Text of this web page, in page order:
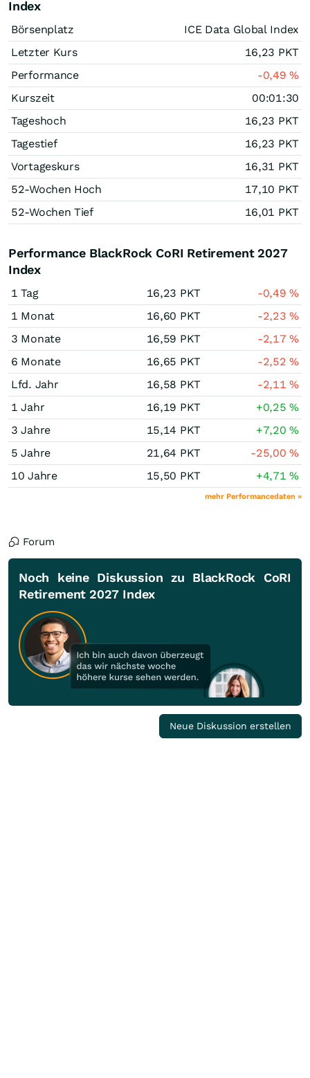
Index
Börsenplatz
ICE Data Global Index
Letzter Kurs
16,23 PKT
Performance
-0,49%
Kurszeit
00:01:30
Tageshoch
16,23 PKT
Tagestief
16,23 PKT
Vortageskurs
16,31 PKT
52-Wochen Hoch
17,10 PKT
52-Wochen Tief
16,01 PKT
Performance BlackRock CoRI Retirement 2027
Index
1 Tag 16,23 PKT -0,49%
1 Monat
16,60 PKT -2,23%
3 Monate
16,59 PKT -2,17%
6 Monate
16,65 PKT -2,52%
Lfd. Jahr
16,58 PKT -2,11%
1 Jahr
16,19 PKT +0,25%
3 Jahre
15,14 PKT +7,20%
5 Jahre
21,64 PKT -25,00%
10 Jahre
15,50 PKT +4,71%
mehr Performancedaten »
Forum
Noch keine Diskussion zu BlackRock CoRI
Retirement 2027 Index
Neue Diskussion erstellen